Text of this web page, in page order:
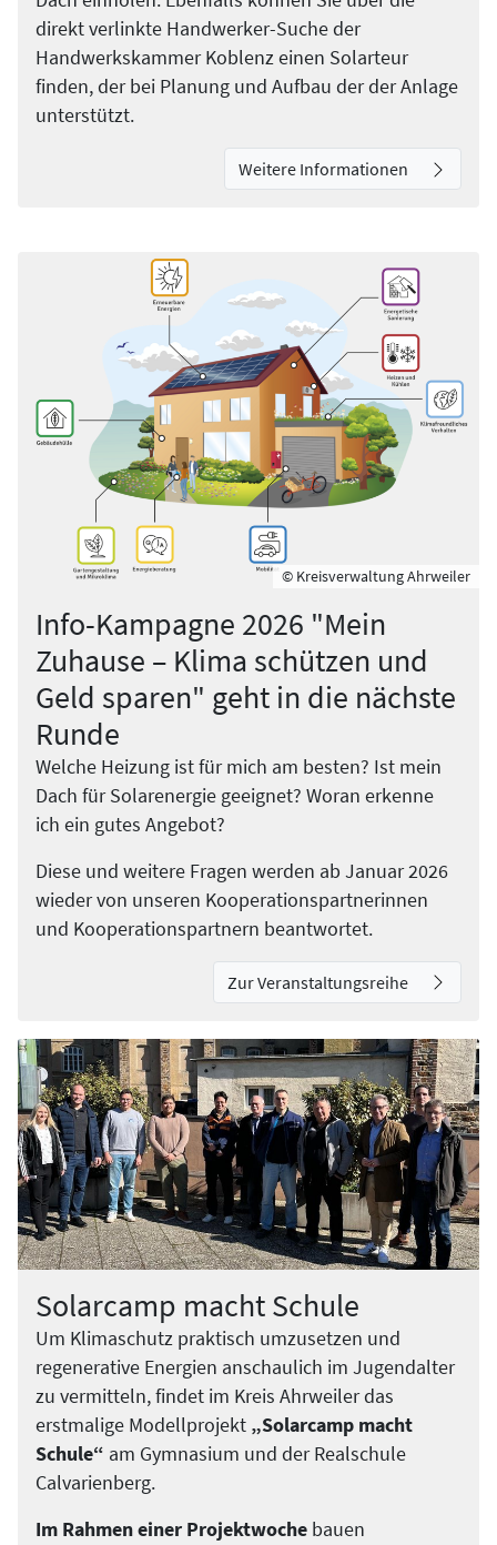
direkt verlinkte Handwerker-Suche der
Handwerkskammer Koblenz einen Solarteur
finden, der bei Planung und Aufbau der der Anlage
unterstützt.
Weitere Informationen
© Kreisverwaltung Ahrweiler
Info-Kampagne 2026 "Mein
Zuhause – Klima schützen und
Geld sparen" geht in die nächste
Runde
Welche Heizung ist für mich am besten? Ist mein
Dach für Solarenergie geeignet? Woran erkenne
ich ein gutes Angebot?
Diese und weitere Fragen werden ab Januar 2026
wieder von unseren Kooperationspartnerinnen
und Kooperationspartnern beantwortet.
Zur Veranstaltungsreihe
Solarcamp macht Schule
Um Klimaschutz praktisch umzusetzen und
regenerative Energien anschaulich im Jugendalter
zu vermitteln, findet im Kreis Ahrweiler das
erstmalige Modellprojekt „Solarcamp macht
Schule“ am Gymnasium und der Realschule
Calvarienberg.
Im Rahmen einer Projektwoche bauen